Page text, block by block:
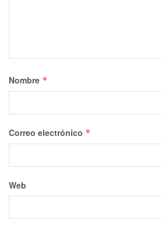
Nombre *
Correo electrónico *
Web